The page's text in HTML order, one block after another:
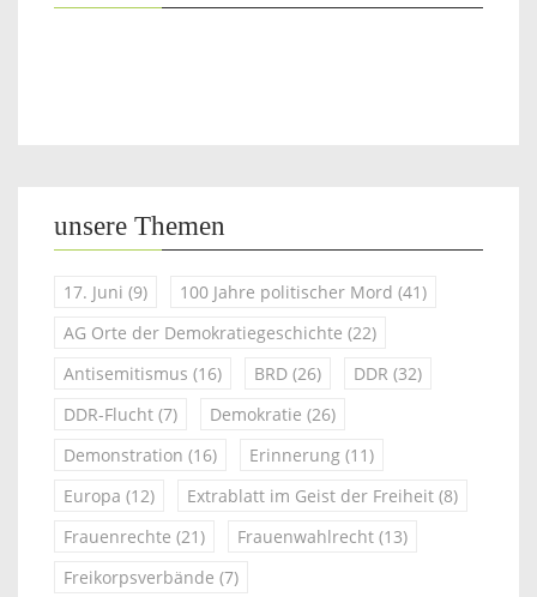
unsere Themen
17. Juni (9) 100 Jahre politischer Mord (41)
AG Orte der Demokratiegeschichte (22)
Antisemitismus (16) BRD (26) DDR (32)
DDR-Flucht (7) Demokratie (26)
Demonstration (16) Erinnerung (11)
Europa (12) Extrablatt im Geist der Freiheit (8)
Frauenrechte (21) Frauenwahlrecht (13)
Freikorpsverbände (7)